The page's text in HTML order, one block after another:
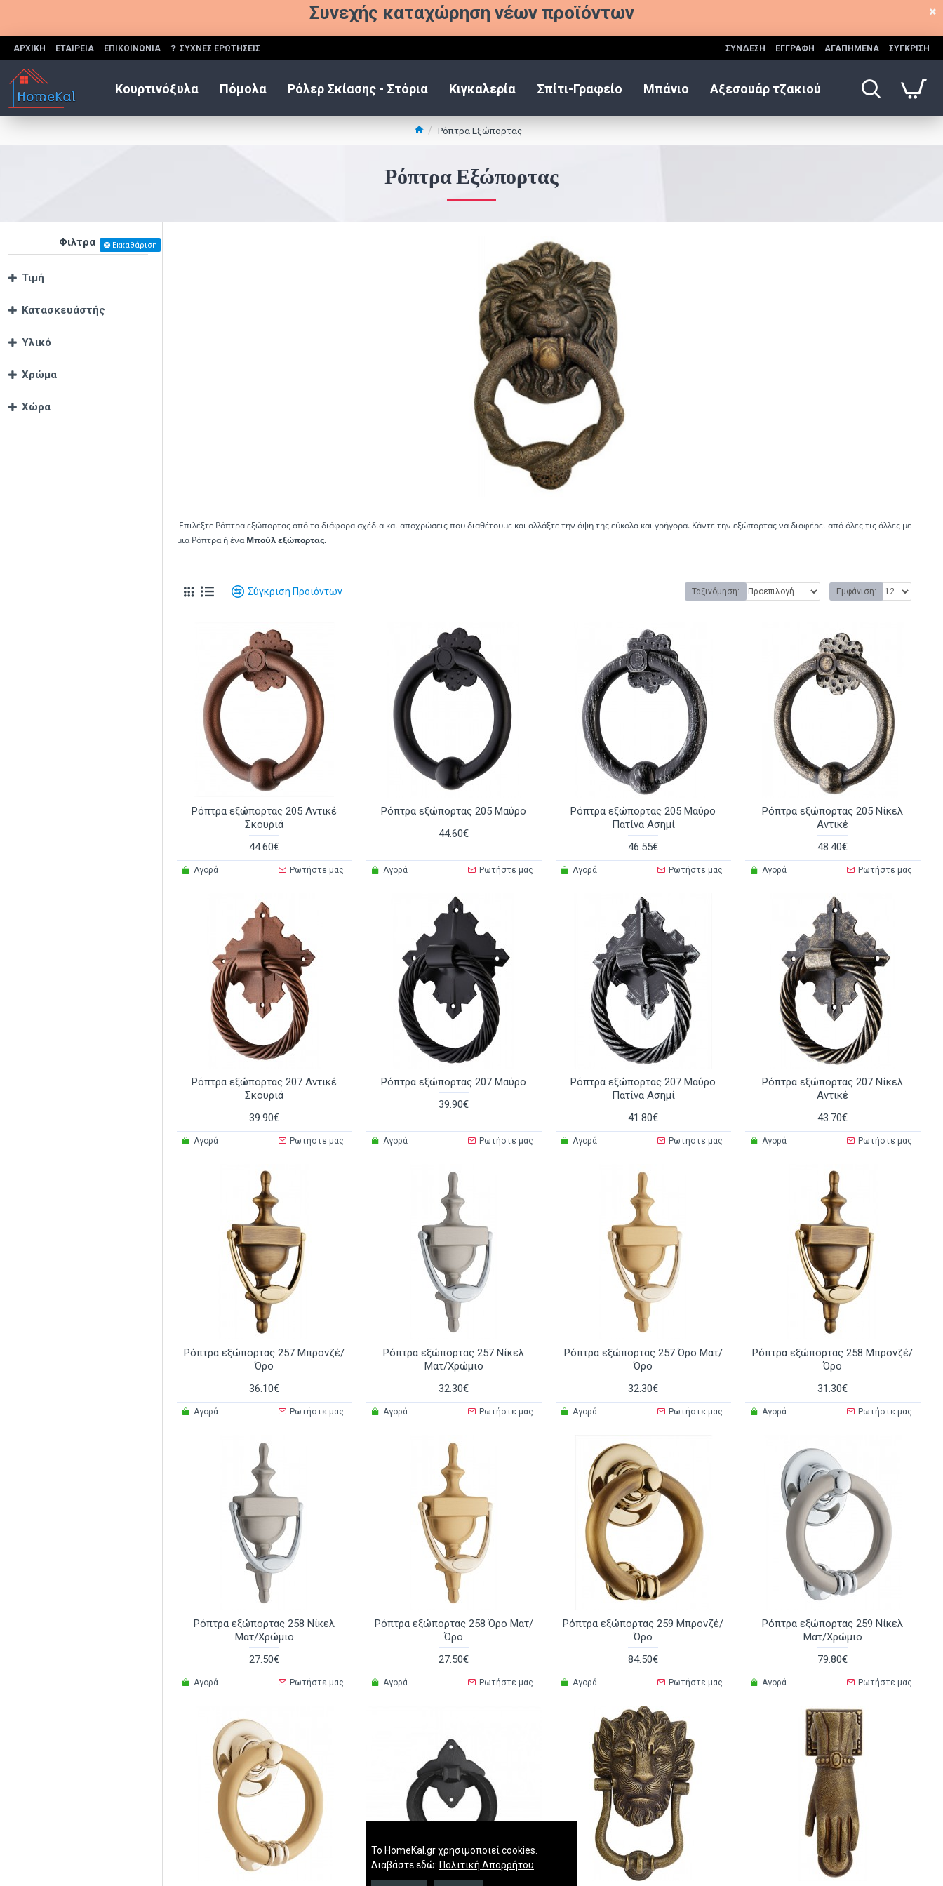
Το HomeKal.gr χρησιμοποιεί cookies.
Διαβάστε εδώ: Πολιτική Απορρήτου
Συνεχής καταχώρηση νέων προϊόντων
ΑΡΧΙΚΗ ΕΤΑΙΡΕΙΑ ΕΠΙΚΟΙΝΩΝΙΑ ΣΥΧΝΕΣ ΕΡΩΤΗΣΕΙΣ ΣΥΝΔΕΣΗ ΕΓΓΡΑΦΗ ΑΓΑΠΗΜΕΝΑ ΣΥΓΚΡΙΣΗ
Κουρτινόξυλα Πόμολα Ρόλερ Σκίασης - Στόρια Κιγκαλερία Σπίτι-Γραφείο Μπάνιο Αξεσουάρ τζακιού
Ρόπτρα Εξώπορτας
Ρόπτρα Εξώπορτας
Φιλτρα Εκκαθάριση
Τιμή
Κατασκευάστής
Χρώμα
Χώρα
Υλικό
Επιλέξτε Ρόπτρα εξώπορτας από τα διάφορα σχέδια και αποχρώσεις που διαθέτουμε και αλλάξτε την όψη της εύκολα και γρήγορα. Κάντε την εξώπορτας να διαφέρει από όλες τις άλλες με
μια Ρόπτρα ή έναΜπούλ εξώπορτας.
Σύγκριση Προιόντων Ταξινόμηση: Εμφάνιση:
Ρόπτρα εξώπορτας 205 Αντικέ
Σκουριά
44.60€
Αγορά Ρωτήστε μας
Ρόπτρα εξώπορτας 205 Μαύρο
44.60€
Αγορά Ρωτήστε μας
Ρόπτρα εξώπορτας 205 Μαύρο
Πατίνα Ασημί
46.55€
Αγορά Ρωτήστε μας
Ρόπτρα εξώπορτας 205 Νίκελ
Αντικέ
48.40€
Αγορά Ρωτήστε μας
Ρόπτρα εξώπορτας 207 Αντικέ
Σκουριά
39.90€
Αγορά Ρωτήστε μας
Ρόπτρα εξώπορτας 207 Μαύρο
39.90€
Αγορά Ρωτήστε μας
Ρόπτρα εξώπορτας 207 Μαύρο
Πατίνα Ασημί
41.80€
Αγορά Ρωτήστε μας
Ρόπτρα εξώπορτας 207 Νίκελ
Αντικέ
43.70€
Αγορά Ρωτήστε μας
Ρόπτρα εξώπορτας 257 Μπρονζέ/
Όρο
36.10€
Αγορά Ρωτήστε μας
Ρόπτρα εξώπορτας 257 Νίκελ
Ματ/Χρώμιο
32.30€
Αγορά Ρωτήστε μας
Ρόπτρα εξώπορτας 257 Όρο Ματ/
Όρο
32.30€
Αγορά Ρωτήστε μας
Ρόπτρα εξώπορτας 258 Μπρονζέ/
Όρο
31.30€
Αγορά Ρωτήστε μας
Ρόπτρα εξώπορτας 258 Νίκελ
Ματ/Χρώμιο
27.50€
Αγορά Ρωτήστε μας
Ρόπτρα εξώπορτας 258 Όρο Ματ/
Όρο
27.50€
Αγορά Ρωτήστε μας
Ρόπτρα εξώπορτας 259 Μπρονζέ/
Όρο
84.50€
Αγορά Ρωτήστε μας
Ρόπτρα εξώπορτας 259 Νίκελ
Ματ/Χρώμιο
79.80€
Αγορά Ρωτήστε μας